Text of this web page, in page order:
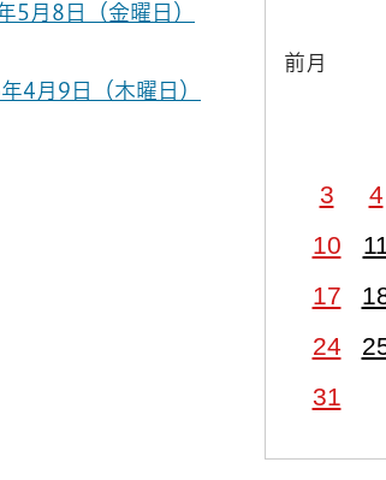
前月
3
4
10
17
24
31
5月8日（金曜日）
4月9日（木曜日）